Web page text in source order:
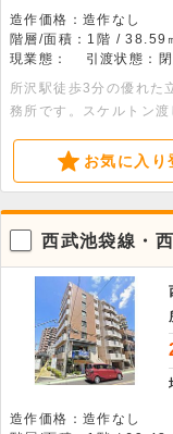
造作価格：造作なし
階層/面積：1階 / 38.59
現業態：
引渡状態：
所沢駅徒歩3分の優れた
務所です。スケルトン
お気に入り
西武池袋線・
物件。
造作価格：造作なし